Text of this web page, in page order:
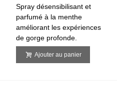
Spray désensibilisant et
parfumé à la menthe
améliorant les expériences
de gorge profonde.
Ajouter au panier